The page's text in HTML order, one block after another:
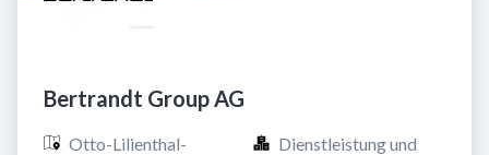
Bertrandt Group AG
Otto-Lilienthal-
Dienstleistung und